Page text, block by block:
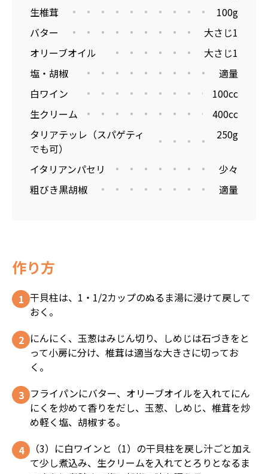
生椎茸
100g
バター
大さじ1
オリーブオイル
大さじ1
塩・胡椒
適量
白ワイン
100cc
生クリーム
400cc
タリアテッレ（スパゲティ
でも可）
250g
イタリアンパセリ
少々
粗びき黒胡椒
適量
作り方
干貝柱は、1・1/2カップのぬるま湯に浸けて戻して
おく。
にんにく、玉葱はみじん切り、しめじは石づきをと
って小房に分け、椎茸は適当な大きさに切ってお
く。
フライパンにバター、オリーブオイルを入れてにん
にくを炒めて香りをだし、玉葱、しめじ、椎茸を炒
め軽く塩、胡椒する。
（3）に白ワインと（1）の干貝柱を戻し汁ごと加え
て少し煮込み、生クリームを入れてとろりとなるま